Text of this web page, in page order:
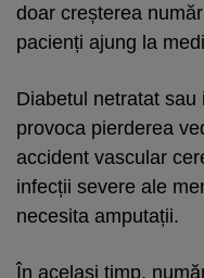
doar creșterea
pacienți ajung la
Diabetul netratat
provoca pierderea
accident vascular
infecții severe ale
necesita amputații.
În același timp,